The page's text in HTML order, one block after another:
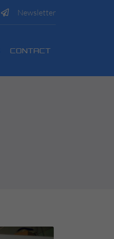
Newsletter
CONTACT